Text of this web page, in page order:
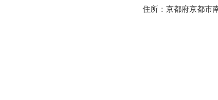
住所：京都府京都市